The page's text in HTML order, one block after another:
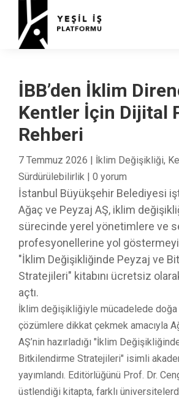
İBB’den İklim
Kentler İçin Dijital
Rehberi
7 Temmuz 2026 | İklim Değişikliği,
Sürdürülebilirlik | 0 yorum
İstanbul Büyükşehir Belediyesi
Ağaç ve Peyzaj AŞ, iklim
sürecinde yerel yönetimlere ve
profesyonellerine yol
"İklim Değişikliğinde Peyzaj ve
Stratejileri" kitabını ücretsiz
açtı.
İklim değişikliğiyle mücadelede
çözümlere dikkat çekmek amacıyla
AŞ’nin hazırladığı "İklim
Bitkilendirme Stratejileri" isimli
yayımlandı. Editörlüğünü Prof. Dr.
üstlendiği kitapta, farklı